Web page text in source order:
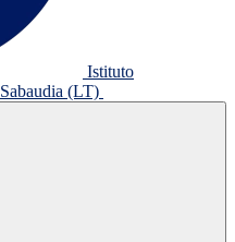
Istituto
Sabaudia (LT)